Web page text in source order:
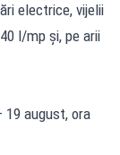
electrice, vijelii
l/mp și, pe arii
19 august, ora